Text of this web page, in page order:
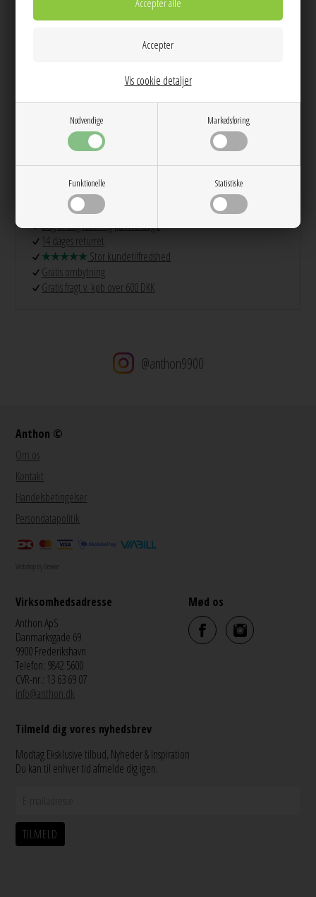
Nødvendige Markedsføring
Funktionelle Statistiske
Vis cookie detaljer
dertil.
Spørg til varen
Farve:Powder
Materiale:Glas & messing 24 karat guldbelagt
6x15 mm
Dag til dag levering på hverdage
14 dages returret
Stor kundetilfredshed
Gratis ombytning
Gratis fragt v. køb over 600 DKK
@anthon9900
Anthon ©
Om os
Kontakt
Handelsbetingelser
Persondatapolitik
Webshop by Bewise
Virksomhedsadresse
Anthon ApS
Danmarksgade 69
9900 Frederikshavn
Telefon: 9842 5600
CVR-nr.: 13 63 69 07
info@anthon.dk
Mød os
Tilmeld dig vores nyhedsbrev
Modtag Eksklusive tilbud, Nyheder & Inspiration
Du kan til enhver tid afmelde dig igen.